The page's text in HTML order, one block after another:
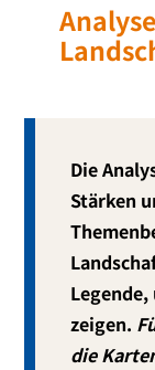
Die
Stärken
zei­gen. F
die